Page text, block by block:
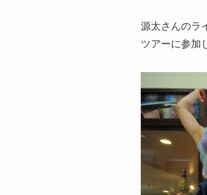
源太さんのラ
ツアーに参加